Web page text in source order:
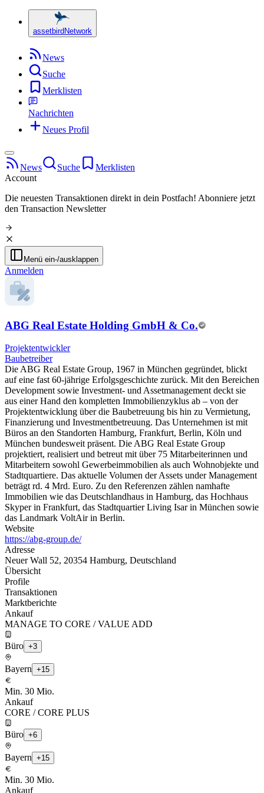
assetbird Network
News
Suche
Merklisten
Nachrichten
Neues Profil
News Suche
Merklisten
Account
Die neuesten Transaktionen direkt in dein Postfach! Abonniere jetzt
den Transaction Newsletter
Menü ein-/ausklappen
Anmelden
ABG Real Estate Holding GmbH & Co.
Projektentwickler
Baubetreiber
Die ABG Real Estate Group, 1967 in München gegründet, blickt
auf eine fast 60-jährige Erfolgsgeschichte zurück. Mit den Bereichen
Development sowie Investment- und Assetmanagement deckt sie
aus einer Hand den kompletten Immobilienzyklus ab – von der
Projektentwicklung über die Baubetreuung bis hin zu Vermietung,
Finanzierung und Investmentbetreuung. Das Unternehmen ist mit
Büros an den Standorten Hamburg, Frankfurt, Berlin, Köln und
München bundesweit präsent. Die ABG Real Estate Group
projektiert, realisiert und betreut mit über 75 Mitarbeiterinnen und
Mitarbeitern sowohl Gewerbeimmobilien als auch Wohnobjekte und
Stadtquartiere. Das aktuelle Volumen der Assets under Management
beträgt rd. 4 Mrd. Euro. Zu den Referenzen zählen namhafte
Immobilien wie das Deutschlandhaus in Hamburg, das Hochhaus
Skyper in Frankfurt, das Stadtquartier Living Isar in München sowie
das Landmark VoltAir in Berlin.
Website
https://abg-group.de/
Adresse
Neuer Wall 52, 20354 Hamburg, Deutschland
Übersicht
Profile
Transaktionen
Marktberichte
Ankauf
MANAGE TO CORE / VALUE ADD
Büro +3
Bayern +15
Min. 30 Mio.
Ankauf
CORE / CORE PLUS
Büro +6
Bayern +15
Min. 30 Mio.
Ankauf